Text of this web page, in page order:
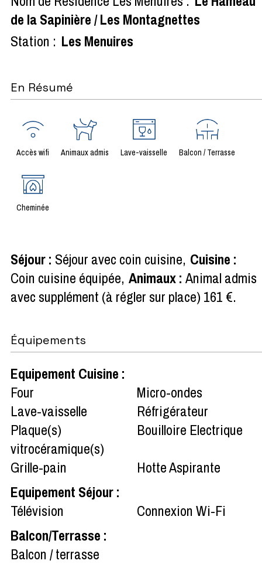
de la Sapinière / Les Montagnettes
Station : Les Menuires
En Résumé
Accès wifi Animaux admis Lave-vaisselle Balcon / Terrasse
Cheminée
Séjour: Séjour avec coin cuisine Cuisine :
Coin cuisine équipée Animaux: Animal admis
avec supplément (à régler sur place) 161 €
Équipements
Equipement Cuisine :
Four
Micro-ondes
Lave-vaisselle
Réfrigérateur
Plaque(s)
vitrocéramique(s)
Bouilloire Electrique
Grille-pain
Hotte Aspirante
Equipement Séjour:
Télévision
Connexion Wi-Fi
Balcon/Terrasse :
Balcon / terrasse